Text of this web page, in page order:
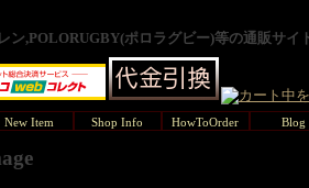
ン,POLORUGBY(ポロラグビー)等の通販サ
New Item Shop Info HowToOrder Blog